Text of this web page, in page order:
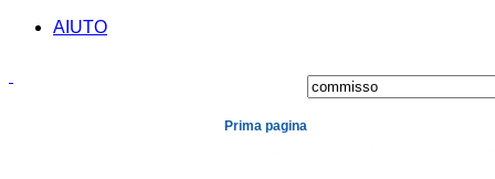
AIUTO
Prima pagina